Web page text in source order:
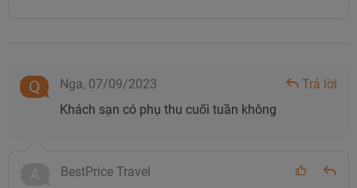
Nga, 07/09/2023
Trả lời
Khách sạn có phụ thu cuối tuần không
BestPrice Travel